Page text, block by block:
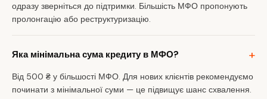
одразу зверніться до підтримки. Більшість МФО пропонують
пролонгацію або реструктуризацію.
Яка мінімальна сума кредиту в МФО?
Від 500 ₴ у більшості МФО. Для нових клієнтів рекомендуємо
починати з мінімальної суми — це підвищує шанс схвалення.